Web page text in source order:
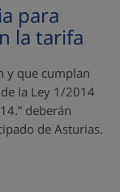
para
la tarifa
y que cumplan
la Ley 1/2014
deberán
de Asturias.